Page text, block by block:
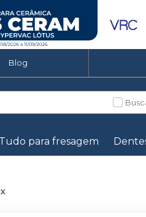
Blog
Tudo para fresagem